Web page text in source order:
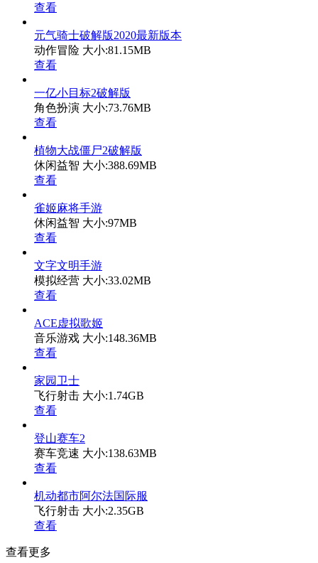
查看
元气骑士破解版2020最新版本
动作冒险 大小:81.15MB
查看
一亿小目标2破解版
角色扮演 大小:73.76MB
查看
植物大战僵尸2破解版
休闲益智 大小:388.69MB
查看
雀姬麻将手游
休闲益智 大小:97MB
查看
文字文明手游
模拟经营 大小:33.02MB
查看
ACE虚拟歌姬
音乐游戏 大小:148.36MB
查看
家园卫士
飞行射击 大小:1.74GB
查看
登山赛车2
赛车竞速 大小:138.63MB
查看
机动都市阿尔法国际服
飞行射击 大小:2.35GB
查看
查看更多